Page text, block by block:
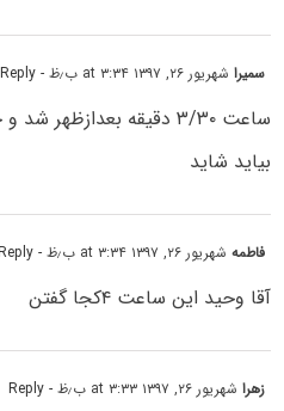
سمیراشهریور ۲۶, ۱۳۹۷ at ۳:۳۴ ب٫ظ - Reply
ساعت ۳/۳۰ دقیقه
بیاید شاید
فاطمهشهریور ۲۶, ۱۳۹۷ at ۳:۳۴ ب٫ظ - Reply
آقا وحید این ساعت ۴کجا گفتن
زهراشهریور ۲۶, ۱۳۹۷ at ۳:۳۳ ب٫ظ - Reply